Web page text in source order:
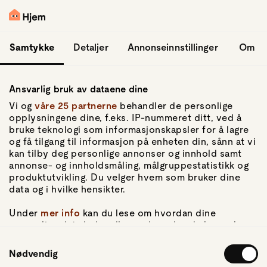
Samtykke Detaljer Annonseinnstillinger Om
Ansvarlig bruk av dataene dine
Vi og våre 25 partnerne behandler de personlige
opplysningene dine, f.eks. IP-nummeret ditt, ved å
bruke teknologi som informasjonskapsler for å lagre
og få tilgang til informasjon på enheten din, sånn at vi
kan tilby deg personlige annonser og innhold samt
annonse- og innholdsmåling, målgruppestatistikk og
produktutvikling. Du velger hvem som bruker dine
data og i hvilke hensikter.
Under mer info kan du lese om hvordan dine
personlige data behandles og hvordan du kan velge
trekke tilbake ditt samtykke fra erklæringen om
informasjonskapsler.
Nødvendig
Gå til forsiden
Om Hjem
Om oss
Kundeservice
Artikler
Personvern